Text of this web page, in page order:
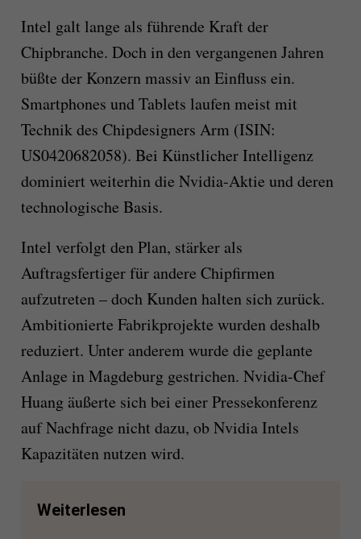
Intel galt lange als führende Kraft der
Chipbranche. Doch in den vergangenen Jahren
büßte der Konzern massiv an Einfluss ein.
Smartphones und Tablets laufen meist mit
Technik des Chipdesigners Arm (ISIN:
US0420682058). Bei Künstlicher Intelligenz
dominiert weiterhin die Nvidia-Aktie und deren
technologische Basis.
Intel verfolgt den Plan, stärker als
Auftragsfertiger für andere Chipfirmen
aufzutreten – doch Kunden halten sich zurück.
Ambitionierte Fabrikprojekte wurden deshalb
reduziert. Unter anderem wurde die geplante
Anlage in Magdeburg gestrichen. Nvidia-Chef
Huang äußerte sich bei einer Pressekonferenz
auf Nachfrage nicht dazu, ob Nvidia Intels
Kapazitäten nutzen wird.
Weiterlesen